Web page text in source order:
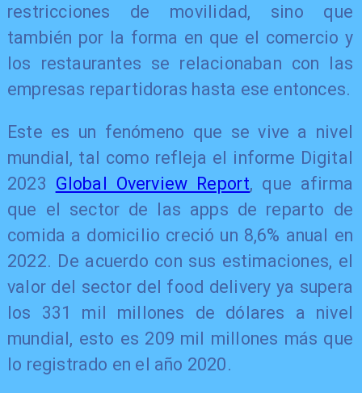
restricciones de movilidad, sino que
también por la forma en que el comercio y
los restaurantes se relacionaban con las
empresas repartidoras hasta ese entonces.
Este es un fenómeno que se vive a nivel
mundial, tal como refleja el informe Digital
2023 Global Overview Report, que afirma
que el sector de las apps de reparto de
comida a domicilio creció un 8,6% anual en
2022. De acuerdo con sus estimaciones, el
valor del sector del food delivery ya supera
los 331 mil millones de dólares a nivel
mundial, esto es 209 mil millones más que
lo registrado en el año 2020.